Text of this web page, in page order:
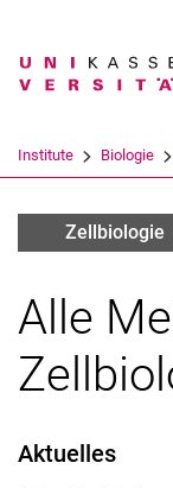
Suchbegriff
Institute Biologie
Aktuelles und
Zellbiologie
Alle
Aktuelles